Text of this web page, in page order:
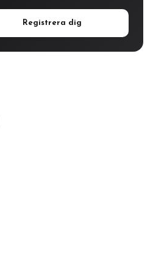
Registrera dig